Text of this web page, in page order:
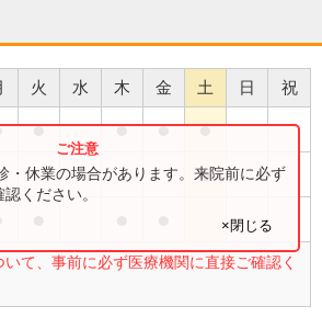
火 水 木 金 土 日 祝
● ● ● ●
●
て、事前に必ず医療機関に直接ご確認く
・休業の場合があります。来院前に必ず
ください。
×閉じる